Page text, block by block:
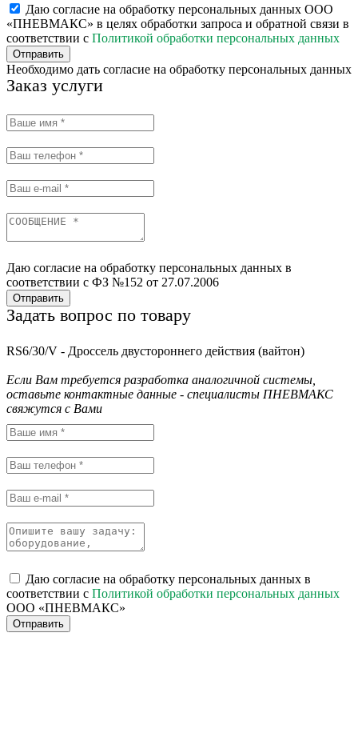
Даю согласие на обработку персональных данных ООО
«ПНЕВМАКС» в целях обработки запроса и обратной связи в
соответствии с Политикой обработки персональных данных
Отправить
Необходимо дать согласие на обработку персональных данных
Заказ услуги
Даю согласие на обработку персональных данных в
соответствии с ФЗ №152 от 27.07.2006
Отправить
Задать вопрос по товару
RS6/30/V - Дроссель двустороннего действия (вайтон)
Если Вам требуется разработка аналогичной системы,
оставьте контактные данные - специалисты ПНЕВМАКС
свяжутся с Вами
Даю согласие на обработку персональных данных в
соответствии с Политикой обработки персональных данных
ООО «ПНЕВМАКС»
Отправить